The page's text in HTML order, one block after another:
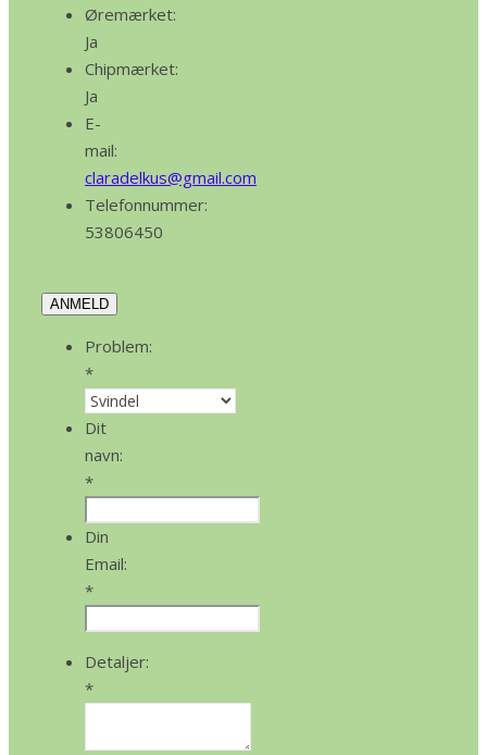
Øremærket:
Ja
Chipmærket:
Ja
E-
mail:
claradelkus@gmail.com
Telefonnummer:
53806450
ANMELD
Problem:
*
Dit
navn:
*
Din
Email:
*
Detaljer:
*